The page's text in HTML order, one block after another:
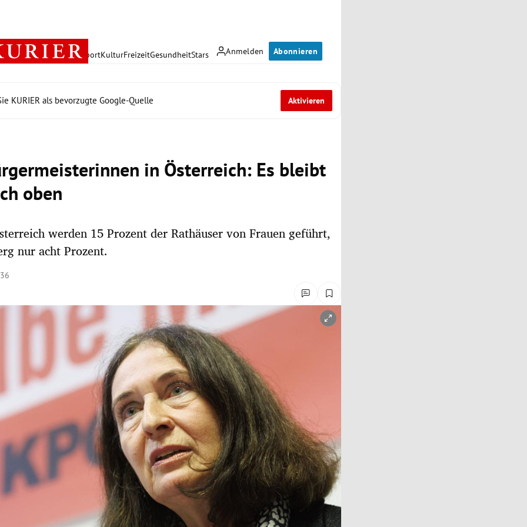
Anmelden Abonnieren
PolitikWirtschaft SportKulturFreizeitGesundheitStars
KURIER als bevorzugte Google-Quelle Aktivieren
in Österreich: Es bleibt
oben
werden 15 Prozent der Rathäuser von Frauen geführt,
nur acht Prozent.
öffnen/schließen